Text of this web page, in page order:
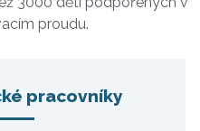
proudu.
pracovníky